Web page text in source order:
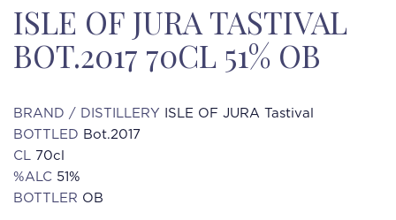
ISLE OF JURA TASTIVAL
BOT.2017 70CL 51% OB
BRAND / DISTILLERY
ISLE OF JURA Tastival
BOTTLED Bot.2017
CL 70cl
%ALC 51%
BOTTLER OB